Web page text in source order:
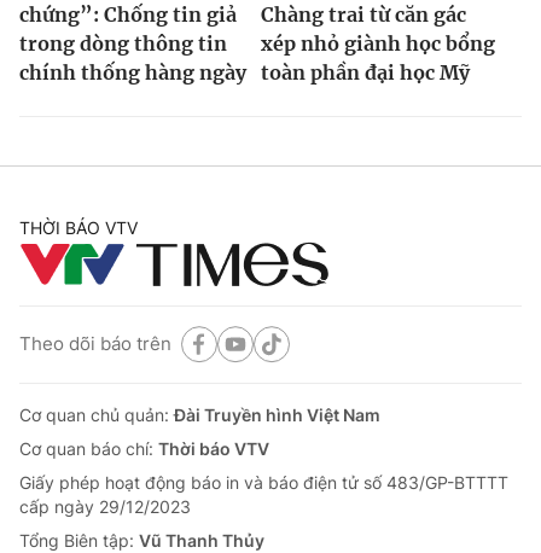
chứng”: Chống tin giả
trong dòng thông tin
chính thống hàng ngày
Chàng trai từ căn gác
xép nhỏ giành học bổng
toàn phần đại học Mỹ
THỜI BÁO VTV
Theo dõi báo trên
Cơ quan chủ quản:Đài Truyền hình Việt Nam
Cơ quan báo chí: Thời báo VTV
Giấy phép hoạt động báo in và báo điện tử số 483/GP-BTTTT
cấp ngày 29/12/2023
Tổng Biên tập: Vũ Thanh Thủy